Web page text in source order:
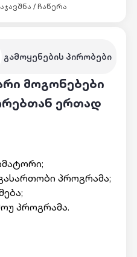
გამოყენების პირობები
მოგონებები
ერთად
პროგრამა;
პროგრამა.
/ ჩაწერა